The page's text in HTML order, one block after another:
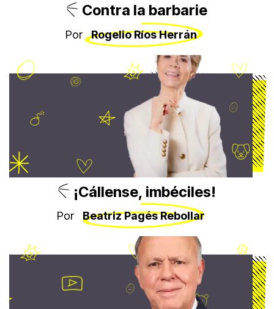
Contra la barbarie
Por Rogelio Ríos Herrán
¡Cállense, imbéciles!
Por Beatriz Pagés Rebollar